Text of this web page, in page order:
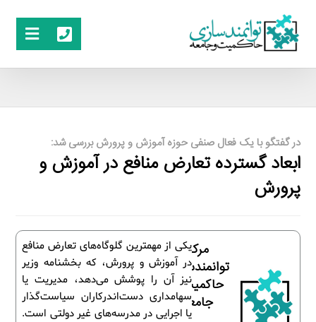
در گفتگو با یک فعال صنفی حوزه آموزش و پرورش بررسی شد:
ابعاد گسترده تعارض منافع در آموزش و
پرورش
یکی از مهمترین گلوگاه‌های تعارض منافع
در آموزش و پرورش، که بخشنامه وزیر
نیز آن را پوشش می‌دهد، مدیریت یا
سهامداری دست‌اندرکاران سیاست‌گذار
یا اجرایی در مدرسه‌های غیر دولتی است.
مرکز
توانمندسازی
حاکمیت و
جامعه